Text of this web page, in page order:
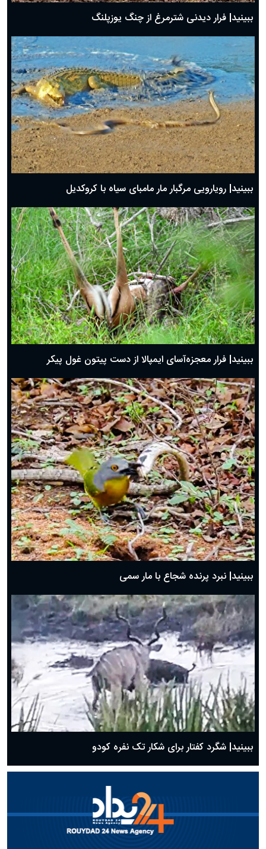
ببینید| فرار دیدنی شترمرغ از چنگ یوزپلنگ
ببینید| رویارویی مرگبار مار مامبای سیاه با کروکدیل
ببینید| فرار معجزه‌آسای ایمپالا از دست پیتون غول پیکر
ببینید| نبرد پرنده شجاع با مار سمی
ببینید| شگرد کفتار برای شکار تک نفره کودو